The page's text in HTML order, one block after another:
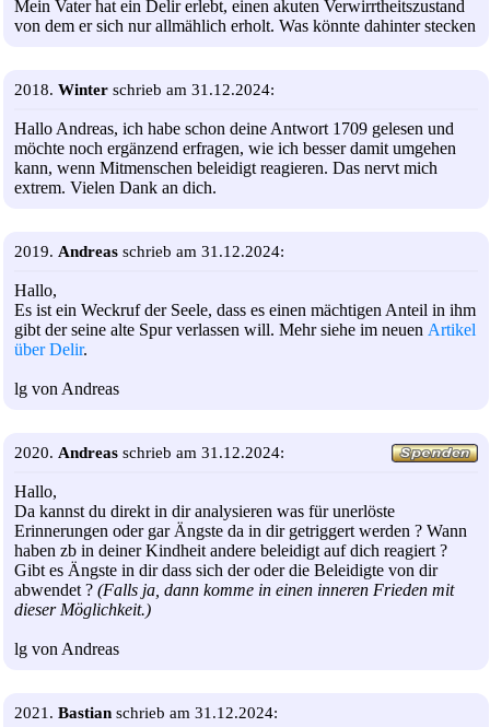
Mein Vater hat ein Delir erlebt, einen akuten Verwirrtheitszustand
von dem er sich nur allmählich erholt. Was könnte dahinter stecken
2018. Winter schrieb am 31.12.2024:
Hallo Andreas, ich habe schon deine Antwort 1709 gelesen und
möchte noch ergänzend erfragen, wie ich besser damit umgehen
kann, wenn Mitmenschen beleidigt reagieren. Das nervt mich
extrem. Vielen Dank an dich.
2019. Andreas schrieb am 31.12.2024:
Hallo,
Es ist ein Weckruf der Seele, dass es einen mächtigen Anteil in ihm
gibt der seine alte Spur verlassen will. Mehr siehe im neuen Artikel
über Delir.
lg von Andreas
2020. Andreas schrieb am 31.12.2024:
Hallo,
Da kannst du direkt in dir analysieren was für unerlöste
Erinnerungen oder gar Ängste da in dir getriggert werden ? Wann
haben zb in deiner Kindheit andere beleidigt auf dich reagiert ?
Gibt es Ängste in dir dass sich der oder die Beleidigte von dir
abwendet ? (Falls ja, dann komme in einen inneren Frieden mit
dieser Möglichkeit.)
lg von Andreas
2021. Bastian schrieb am 31.12.2024: